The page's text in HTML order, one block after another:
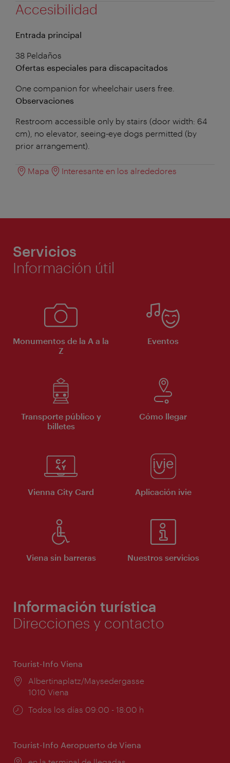
Accesibilidad
Entrada principal
38 Peldaños
Ofertas especiales para discapacitados
One companion for wheelchair users free.
Observaciones
Restroom accessible only by stairs (door width: 64
cm), no elevator, seeing-eye dogs permitted (by
prior arrangement).
Mapa Interesante en los alrededores
Servicios
Información útil
Monumentos de la A a la
Z
Eventos
Transporte público y
billetes
Cómo llegar
Vienna City Card Aplicación ivie
Viena sin barreras Nuestros servicios
Información turística
Direcciones y contacto
Tourist-Info Viena
Lugar:
Albertinaplatz/Maysedergasse
1010 Viena
Horarios
Todos los días 09:00 - 18:00 h
Tourist-Info Aeropuerto de Viena